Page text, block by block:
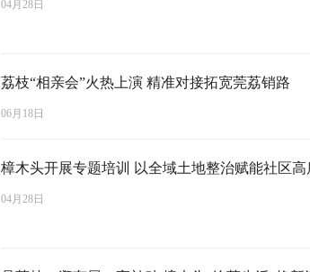
04月28日
荔枝“相亲会”火热上演 精准对接拓宽莞荔销路
06月18日
樟木头开展专题培训 以全域土地整治赋能社区高
04月28日